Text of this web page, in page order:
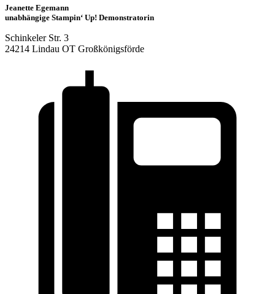
Jeanette Egemann
unabhängige Stampin‘ Up! Demonstratorin
Schinkeler Str. 3
24214 Lindau OT Großkönigsförde